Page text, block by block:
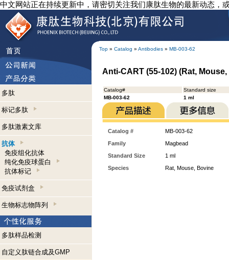
中文网站正在持续更新中，请密切关注我们康肽生物的最新动态，
Top » Catalog » Antibodies » MB-003-62
多肽
标记多肽
多肽激素文库
抗体
免疫组化抗体
纯化免疫球蛋白
抗体标记
免疫试剂盒
生物标志物阵列
多肽样品检测
自定义肽链合成及GMP
Anti-CART (55-102) (Rat,
Catalog#
Standard size
MB-003-62
1 ml
Catalog #
MB-003-62
Family
Magbead
Standard Size
1 ml
Species
Rat, Mouse, Bovine